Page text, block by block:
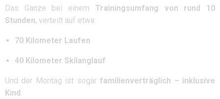
Das Ganze bei einem Trainingsumfang von rund 10
Stunden, verteilt auf etwa:
70 Kilometer Laufen
40 Kilometer Skilanglauf
Und der Montag ist sogar familienverträglich – inklusive
Kind .